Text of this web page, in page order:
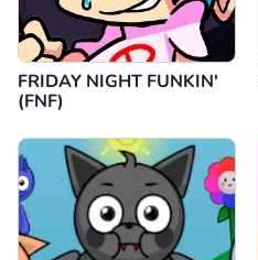
FRIDAY NIGHT FUNKIN'
(FNF)